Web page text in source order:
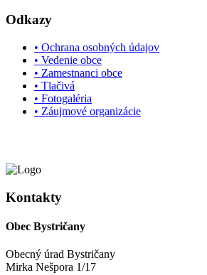
Odkazy
• Ochrana osobných údajov
• Vedenie obce
• Zamestnanci obce
• Tlačivá
• Fotogaléria
• Záujmové organizácie
Kontakty
Obec Bystričany
Obecný úrad Bystričany
Mirka Nešpora 1/17